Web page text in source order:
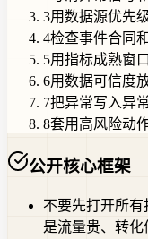
3用数据源优先
4检查事件合同
5用指标成熟窗
6用数据可信度
7把异常写入异
8套用高风险动
公开核心框架
不要先打开所
是流量贵、转